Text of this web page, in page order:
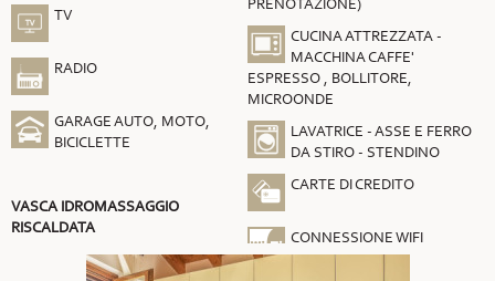
TV
RADIO
GARAGE AUTO, MOTO,
BICICLETTE
VASCA IDROMASSAGGIO
RISCALDATA
PRENOTAZIONE)
CUCINA ATTREZZATA -
MACCHINA CAFFE'
ESPRESSO , BOLLITORE,
MICROONDE
LAVATRICE - ASSE E FERRO
DA STIRO - STENDINO
CARTE DI CREDITO
CONNESSIONE WIFI
GRATUITA